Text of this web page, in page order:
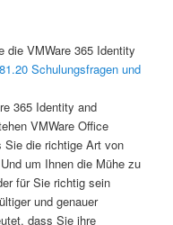
VMWare 365 Identity
Schulungsfragen und
365 Identity and
VMWare Office
die richtige Art von
um Ihnen die Mühe zu
für Sie richtig sein
und genauer
dass Sie ihre